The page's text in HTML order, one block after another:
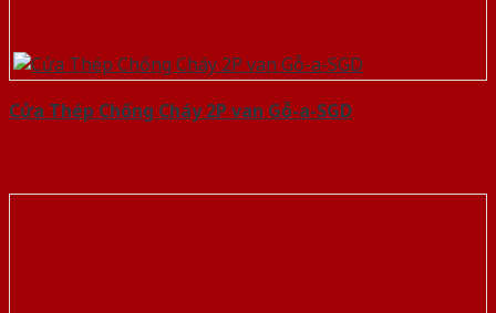
Cửa Thép Chống Cháy 2P van Gỗ-a-SGD